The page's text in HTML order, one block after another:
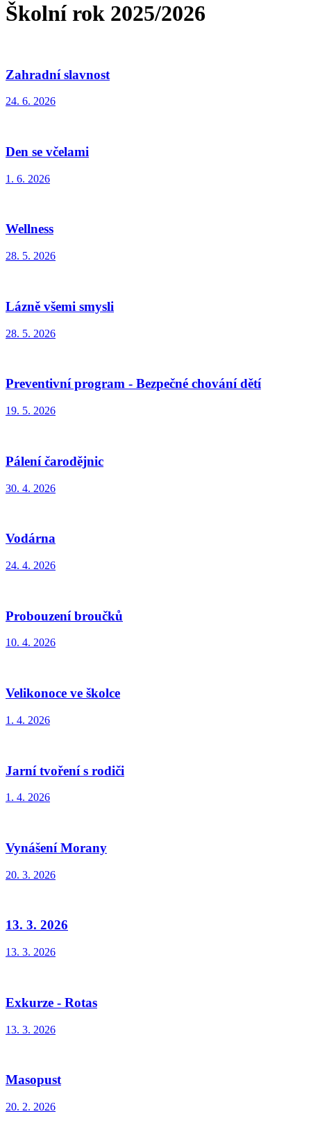
Školní rok 2025/2026
Zahradní slavnost
24. 6. 2026
Den se včelami
1. 6. 2026
Wellness
28. 5. 2026
Lázně všemi smysli
28. 5. 2026
Preventivní program - Bezpečné chování dětí
19. 5. 2026
Pálení čarodějnic
30. 4. 2026
Vodárna
24. 4. 2026
Probouzení broučků
10. 4. 2026
Velikonoce ve školce
1. 4. 2026
Jarní tvoření s rodiči
1. 4. 2026
Vynášení Morany
20. 3. 2026
13. 3. 2026
13. 3. 2026
Exkurze - Rotas
13. 3. 2026
Masopust
20. 2. 2026